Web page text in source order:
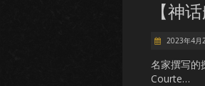
【神
2023年4月
名家撰写的
Courte…